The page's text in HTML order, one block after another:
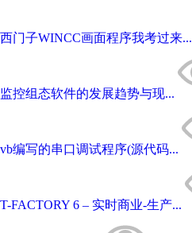
西门子WINCC画面程序我考过来...
监控组态软件的发展趋势与现...
vb编写的串口调试程序(源代码...
T-FACTORY 6 – 实时商业-生产...